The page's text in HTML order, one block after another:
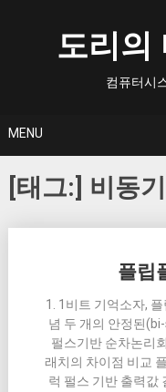
도리의
컴퓨터시
MENU
[태그:] 비동
플립
1. 1비트 기억소자,
념 두 개의 안정된
펄스기반 순차논리
래치의 차이점 비교
럭 펄스 기반 출력값
navigation